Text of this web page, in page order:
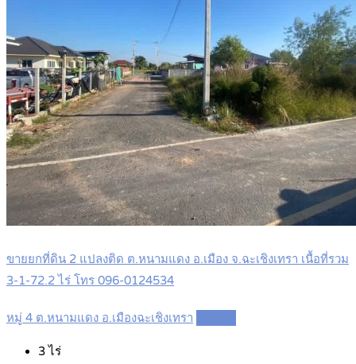
ขายยกที่ดิน 2 แปลงติด ต.หนามแดง อ.เมือง จ.ฉะเชิงเทรา เนื้อที่รวม
3-1-72.2 ไร่ โทร 096-0124534
หมู่ 4 ต.หนามแดง อ.เมืองฉะเชิงเทรา
3ไร่